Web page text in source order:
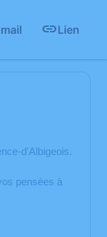
Lien
d'Albigeois.
pensées à